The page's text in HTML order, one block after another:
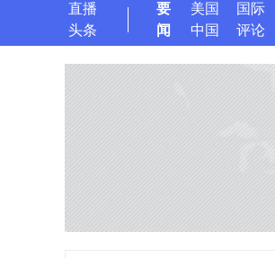
直播
头条
要
闻
美国
国际
中国
评论